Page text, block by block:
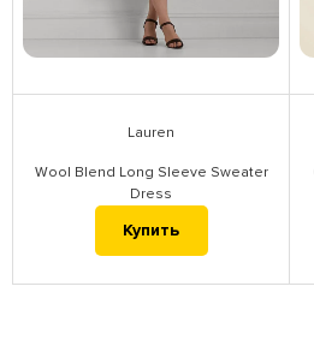
Lauren
Wool Blend Long Sleeve Sweater
Dress
Купить